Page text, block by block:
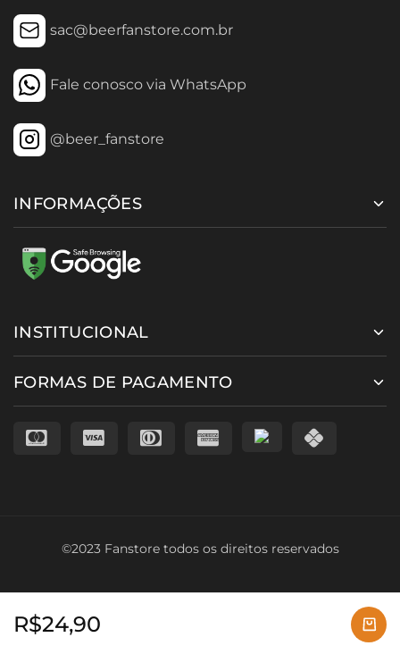
sac@beerfanstore.com.br
Fale conosco via WhatsApp
@beer_fanstore
INFORMAÇÕES
INSTITUCIONAL
FORMAS DE PAGAMENTO
©2023 Fanstore todos os direitos reservados
R$24,90